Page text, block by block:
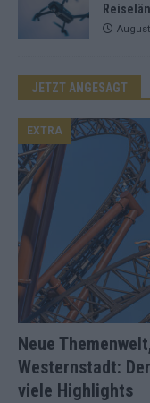
JETZT ANGESAGT
Neue
Westernstadt:
viele Highlights
EXTRA